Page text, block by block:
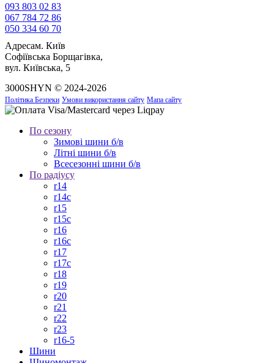
093 803 02 83
067 784 72 86
050 334 60 70
Адресам. Київ
Софіївська Борщагівка,
вул. Київська, 5
3000SHYN © 2024-2026
Політика Безпеки Умови використання сайту Мапа сайту
По сезону
Зимові шини б/в
Літні шини б/в
Всесезонні шини б/в
По радіусу
r14
r14c
r15
r15c
r16
r16c
r17
r17c
r18
r19
r20
r21
r22
r23
r16-5
Шини